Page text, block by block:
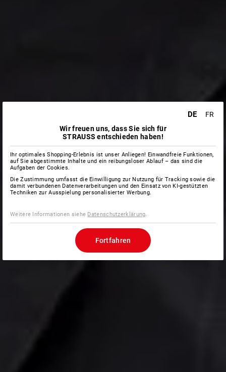
DE
FR
Wir freuen uns, dass Sie sich für
STRAUSS entschieden haben!
Ihr optimales Shopping-Erlebnis ist unser Anliegen! Einwandfreie Funktionen,
auf Sie abgestimmte Inhalte und ein reibungsloser Ablauf – das sind die
Aufgaben der Cookies.
Die Zustimmung umfasst die Einwilligung zur Nutzung für Tracking sowie die
damit verbundenen Datenverarbeitungen und den Einsatz von KI-gestützten
Techniken zur Ausspielung personalisierter Werbung.
Weitere Informationen siehe Datenschutzerklärung.
Fortfahren